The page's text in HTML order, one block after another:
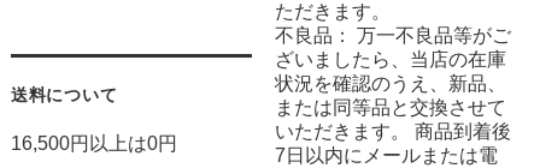
送料について
16,500円以上は0円
ただきます。
不良品： 万一不良品等がご
ざいましたら、当店の在庫
状況を確認のうえ、新品、
または同等品と交換させて
いただきます。 商品到着後
7日以内にメールまたは電